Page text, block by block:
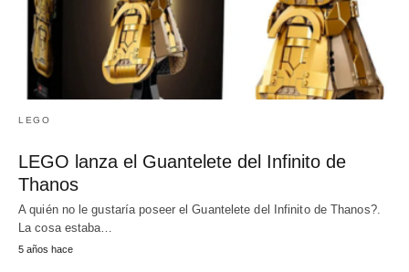
LEGO
LEGO lanza el Guantelete del Infinito de
Thanos
A quién no le gustaría poseer el Guantelete del Infinito de Thanos?.
La cosa estaba…
5 años hace